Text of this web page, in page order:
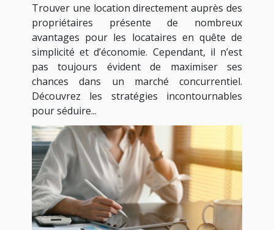
Trouver une location directement auprès des
propriétaires présente de nombreux
avantages pour les locataires en quête de
simplicité et d’économie. Cependant, il n’est
pas toujours évident de maximiser ses
chances dans un marché concurrentiel.
Découvrez les stratégies incontournables
pour séduire...